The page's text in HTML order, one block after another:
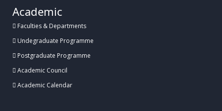
Academic
Faculties & Departments
Undegraduate Programme
Postgraduate Programme
Academic Council
Academic Calendar